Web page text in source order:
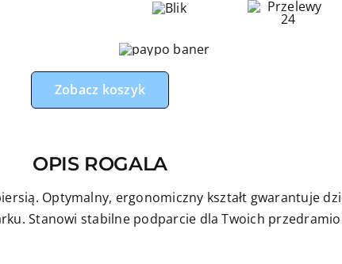
karmienia
apaszka
z
Zobacz koszyk
OPIS ROGALA
Optymalny, ergonomiczny kształt gwarantuje
Stanowi stabilne podparcie dla Twoich